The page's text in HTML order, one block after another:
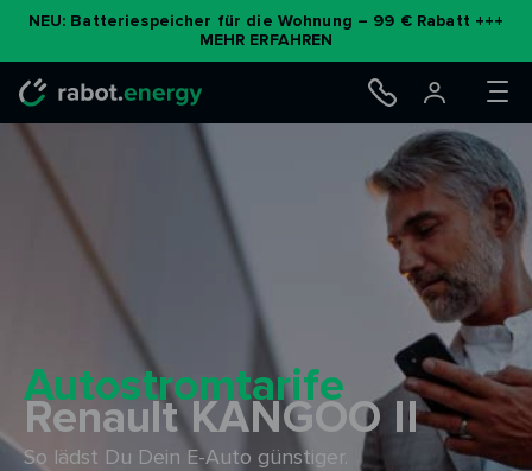
NEU: Batteriespeicher für die Wohnung – 99 € Rabatt +++
MEHR ERFAHREN
Autostromtarife
Renault KANGOO II
So lädst Du Dein E-Auto günstiger.
Zum
Inhalt
springen